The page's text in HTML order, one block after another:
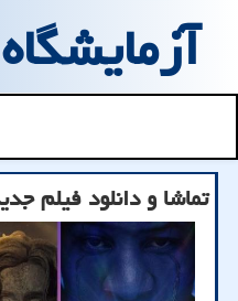
تماشا و دانلود فیلم